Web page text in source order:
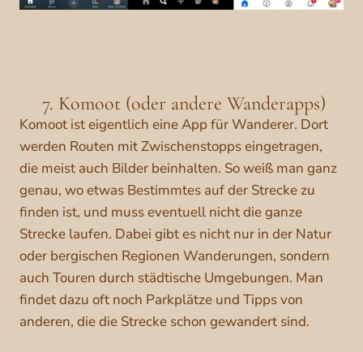
7. Komoot (oder andere Wanderapps)
Komoot ist eigentlich eine App für Wanderer. Dort
werden Routen mit Zwischenstopps eingetragen,
die meist auch Bilder beinhalten. So weiß man ganz
genau, wo etwas Bestimmtes auf der Strecke zu
finden ist, und muss eventuell nicht die ganze
Strecke laufen. Dabei gibt es nicht nur in der Natur
oder bergischen Regionen Wanderungen, sondern
auch Touren durch städtische Umgebungen. Man
findet dazu oft noch Parkplätze und Tipps von
anderen, die die Strecke schon gewandert sind.